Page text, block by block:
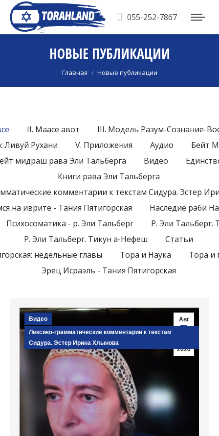
055-252-7867
НОВЫЕ ПУБЛИКАЦИИ
Вы здесь:
Главная Новые публикации
II. Маасе авот
III. Модель Разум-Сознание-
Ливуй Рухани
V. Приложения Аудио
Бейт
мидраш рава Эли Тальберга
Видео
Книги рава Эли Тальберга
комментарии к текстам Сидура. Эстер
на иврите - Тания Пятигорская
Наследие раби
Психосоматика - р. Эли Тальберг
Р. Эли Тальберг.
Р. Эли Тальберг. Тикун а-Нефеш
Статьи
недельные главы
Тора и Наука
Тора и
Эрец Исраэль - Тания Пятигорская
Авг
2026
Видео
Лексико-грамматические комментарии к текстам
Сидура. Эстер Ирина Хлынова